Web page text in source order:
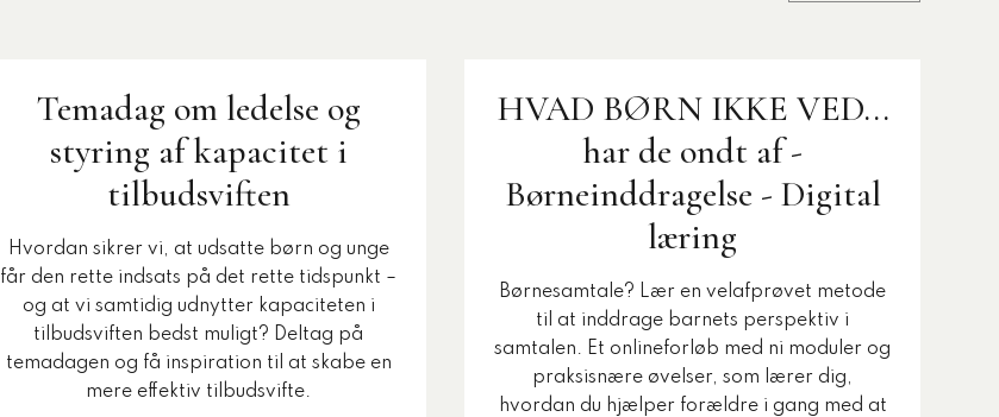
Temadag om ledelse og
styring af kapacitet i
tilbudsviften
Hvordan sikrer vi, at udsatte børn og unge
får den rette indsats på det rette tidspunkt –
og at vi samtidig udnytter kapaciteten i
tilbudsviften bedst muligt? Deltag på
temadagen og få inspiration til at skabe en
mere effektiv tilbudsvifte.
HVAD BØRN IKKE VED...
har de ondt af -
Børneinddragelse - Digital
læring
Børnesamtale? Lær en velafprøvet metode
til at inddrage barnets perspektiv i
samtalen. Et onlineforløb med ni moduler og
praksisnære øvelser, som lærer dig,
hvordan du hjælper forældre i gang med at